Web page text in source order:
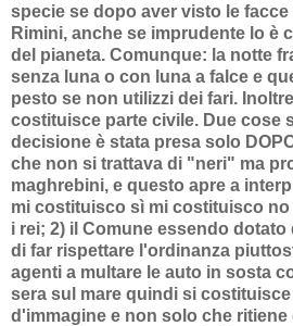
specie se dopo aver visto le
Rimini, anche se imprudente lo è
del pianeta. Comunque: la notte
senza luna o con luna a falce e
pesto se non utilizzi dei fari.
costituisce parte civile. Due cose
decisione è stata presa solo
che non si trattava di "neri" ma
maghrebini, e questo apre a
mi costituisco sì mi costituisco
i rei; 2) il Comune essendo dotato
di far rispettare l'ordinanza
agenti a multare le auto in sosta
sera sul mare quindi si
d'immagine e non solo che ritiene